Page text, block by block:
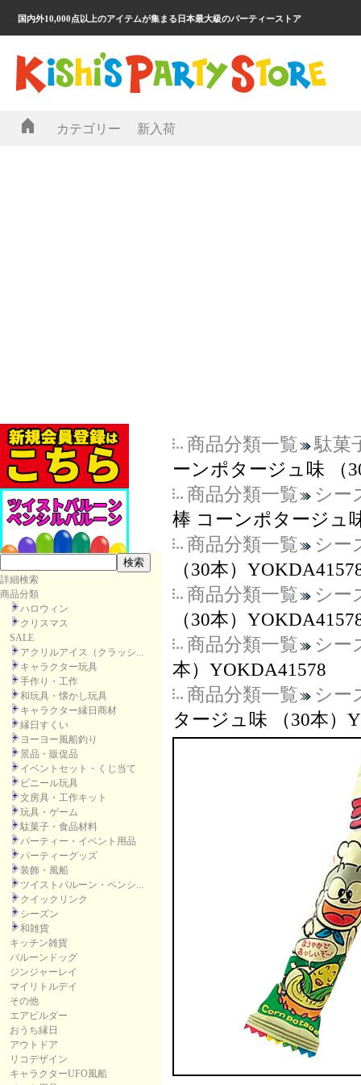
国内外10,000点以上のアイテムが集まる日本最大級のパーティーストア
カテゴリー 新入荷
詳細検索
商品分類
ハロウィン
クリスマス
SALE
アクリルアイス（クラッシ...
キャラクター玩具
手作り・工作
和玩具・懐かし玩具
キャラクター縁日商材
縁日すくい
ヨーヨー風船釣り
景品・販促品
イベントセット・くじ当て
ビニール玩具
文房具・工作キット
玩具・ゲーム
駄菓子・食品材料
パーティー・イベント用品
パーティーグッズ
装飾・風船
ツイストバルーン・ペンシ...
クイックリンク
シーズン
和雑貨
キッチン雑貨
バルーンドッグ
ジンジャーレイ
マイリトルデイ
その他
エアビルダー
おうち縁日
アウトドア
リコデザイン
キャラクターUFO風船
商品分類一覧
駄菓
ーンポタージュ味 （
商品分類一覧
シー
棒 コーンポタージュ
商品分類一覧
シー
（30本）
商品分類一覧
シー
（30本）
商品分類一覧
シー
本）YOKDA41578
商品分類一覧
シー
タージュ味 （30本）